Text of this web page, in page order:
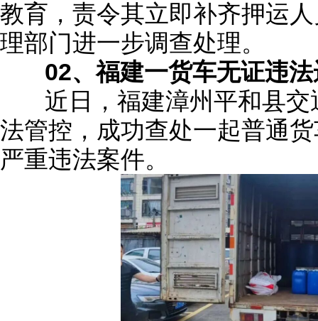
教育，责令其立即补齐押运
理部门进一步调查处理。
02、福建一货车无证违
近日，福建漳州平和县交
法管控，成功查处一起普通
严重违法案件。